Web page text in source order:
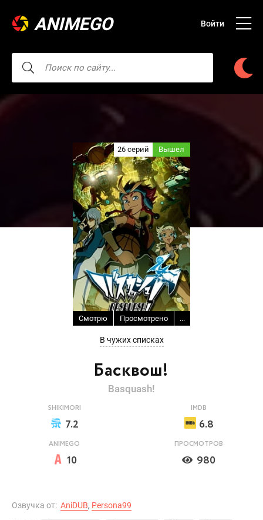
ANIMEGO Войти
Басквош!
26 серий Вышел
Смотрю Просмотрено ...
В чужих списках
Basquash!
SHIKIMORI
7.2
IMDB
6.8
ANIMEGO
10
ПРОСМОТРОВ
980
Озвучка от: AniDUB, Persona99